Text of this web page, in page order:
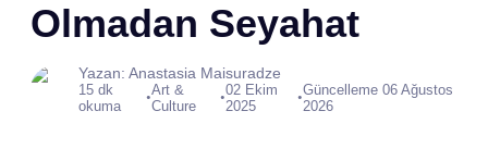
Olmadan Seyahat
Yazan: Anastasia Maisuradze
15 dk
okuma
•Art &
Culture
•02 Ekim
2025
•Güncelleme 06 Ağustos
2026